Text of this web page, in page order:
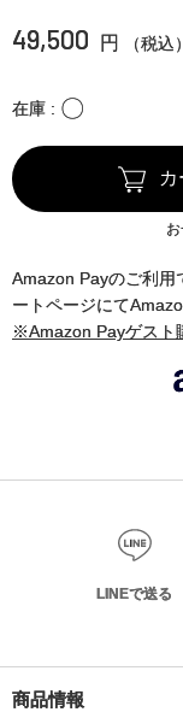
49,500 円 （税込）
在庫 〇
Amazon Payのご利用
ートページにて
※Amazon Payゲスト
LINEで送る
商品情報